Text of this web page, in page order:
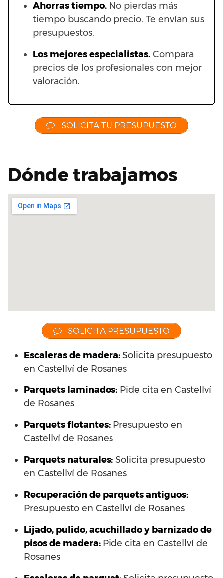
Ahorras tiempo. No pierdas más
tiempo buscando precio. Te envían sus
presupuestos.
Los mejores especialistas. Compara
precios de los profesionales con mejor
valoración.
SOLICITA TU PRESUPUESTO
Dónde trabajamos
SOLICITA PRESUPUESTO
Escaleras de madera:Solicita presupuesto
en Castellví de Rosanes
Parquets laminados: Pide cita en Castellví
de Rosanes
Parquets flotantes: Presupuesto en
Castellví de Rosanes
Parquets naturales: Solicita presupuesto
en Castellví de Rosanes
Recuperación de parquets antiguos:
Presupuesto en Castellví de Rosanes
Lijado, pulido, acuchillado y barnizado de
pisos de madera: Pide cita en Castellví de
Rosanes